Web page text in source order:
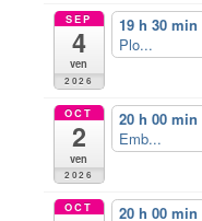
SEP
4
ven
2026
19 h 30 min
Plo...
OCT
2
ven
2026
20 h 00 min
Emb...
OCT 20 h 00 min